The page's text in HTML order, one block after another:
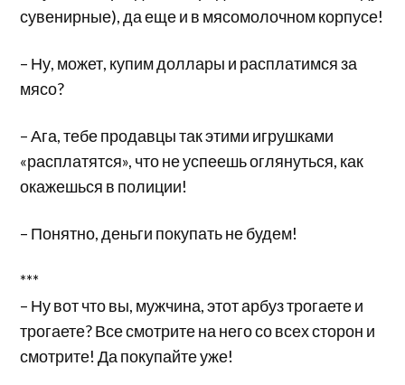
сувенирные), да еще и в мясомолочном корпусе!
– Ну, может, купим доллары и расплатимся за
мясо?
– Ага, тебе продавцы так этими игрушками
«расплатятся», что не успеешь оглянуться, как
окажешься в полиции!
– Понятно, деньги покупать не будем!
***
– Ну вот что вы, мужчина, этот арбуз трогаете и
трогаете? Все смотрите на него со всех сторон и
смотрите! Да покупайте уже!